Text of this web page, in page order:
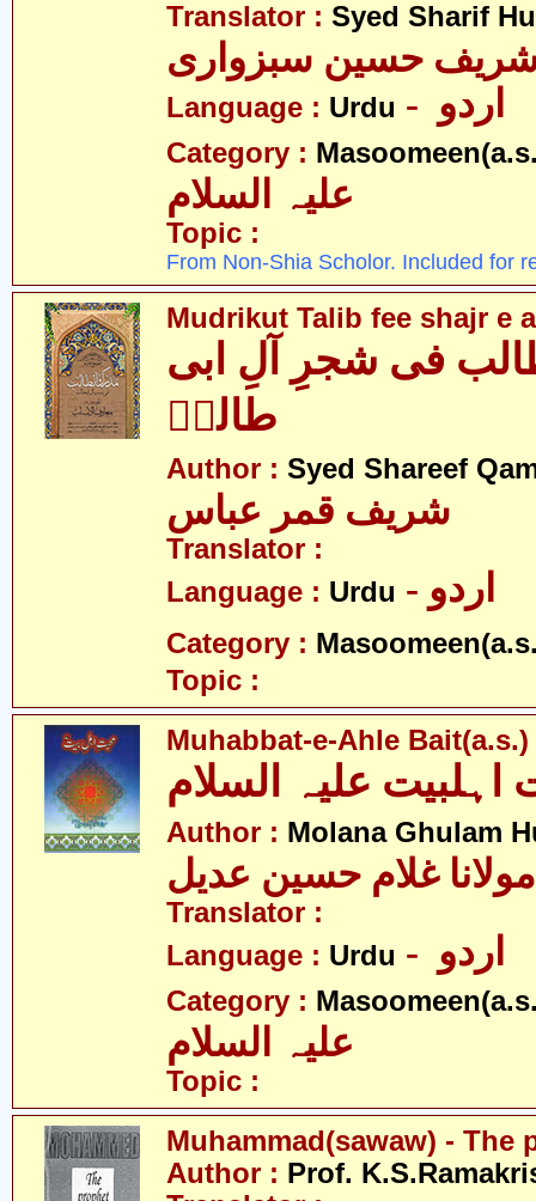
Translator : Syed Sharif
حسین سبزواری
Language : Urdu
Category :
Topic :
From Non-Shia Scholor. Included for
Mudrikut Talib fee shajr e
فی شجرِ آلِ ابی
طالبؑ
Author : Syed Shareef
شریف قمر عباس
Translator :
Language : Urdu - اردو
Category :
Topic :
Muhabbat-e-Ahle Bait(a.s.)
Author : Molana Ghulam
مولانا غلام حسین عدیل
Translator :
Language : Urdu
Category :
Topic :
Muhammad(sawaw) - The
Author : Prof.